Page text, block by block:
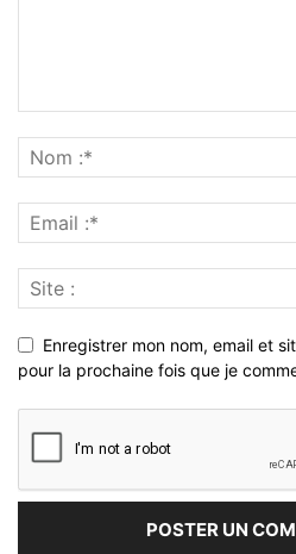
Enregistrer mon nom, email et
pour la prochaine fois que je